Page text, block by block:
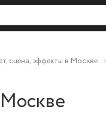
сцена, эффекты в Москве